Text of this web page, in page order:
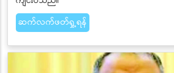
ဆက်လက်ဖတ်ရှု့ရန်